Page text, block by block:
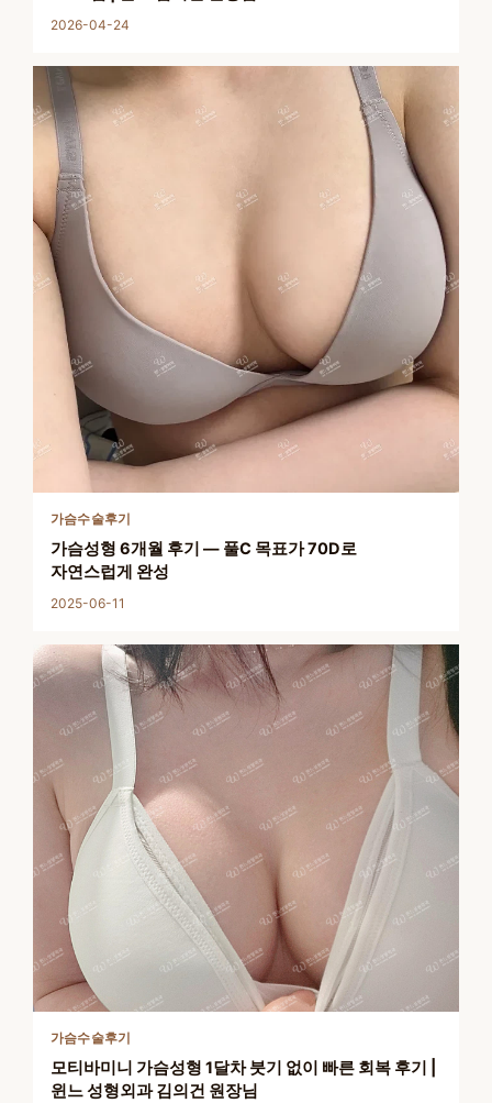
2026-04-24
가슴수술후기
가슴성형 6개월 후기 — 풀C 목표가 70D로
자연스럽게 완성
2025-06-11
가슴수술후기
모티바미니 가슴성형 1달차 붓기 없이 빠른 회복 후기 |
윈느 성형외과 김의건 원장님